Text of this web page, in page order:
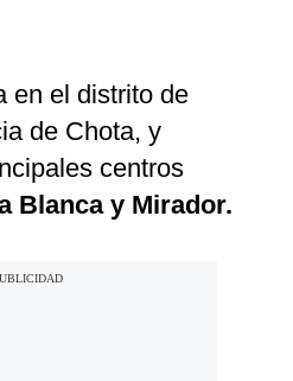
en el distrito de
de Chota, y
centros
Blanca y Mirador.